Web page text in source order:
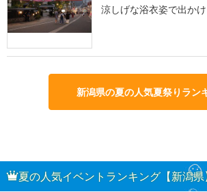
涼しげな浴衣姿で出か
新潟県の夏の人気夏祭りラン
夏の人気イベントランキング【新潟県